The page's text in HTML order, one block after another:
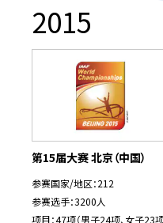
2015
第15届大赛 北京（中国）
参赛国家/地区：212
参赛选手：3200人
项目：47项（男子24项、女子23项